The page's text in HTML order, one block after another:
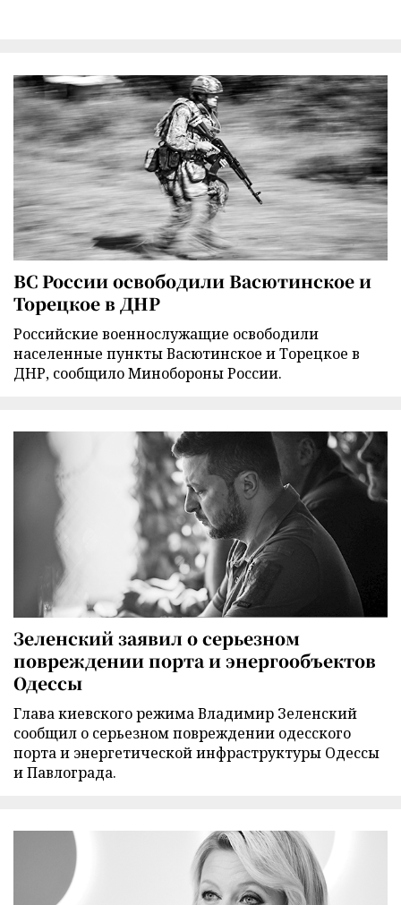
ВС России освободили Васютинское и
Торецкое в ДНР
Российские военнослужащие освободили
населенные пункты Васютинское и Торецкое в
ДНР, сообщило Минобороны России.
Зеленский заявил о серьезном
повреждении порта и энергообъектов
Одессы
Глава киевского режима Владимир Зеленский
сообщил о серьезном повреждении одесского
порта и энергетической инфраструктуры Одессы
и Павлограда.